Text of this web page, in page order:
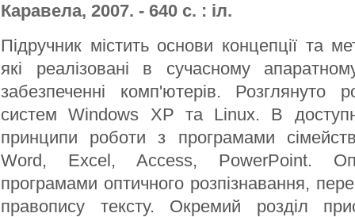
Каравела, 2007. - 640 с. : іл.
Підручник містить основи концепції та
які реалізовані в сучасному
забезпеченні комп'ютерів. Розглянуто
систем Windows XP та Linux. В
принципи роботи з програмами
Word, Excel, Access, PowerPoint.
програмами оптичного розпізнавання,
правопису тексту. Окремий розділ